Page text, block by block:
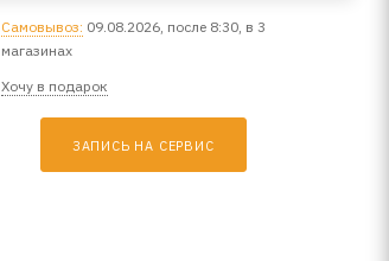
Самовывоз: 09.08.2026, после 8:30, в 3
магазинах
Хочу в подарок
ЗАПИСЬ НА СЕРВИС